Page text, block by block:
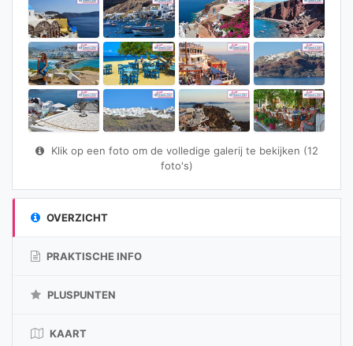
Klik op een foto om de volledige galerij te bekijken (12
foto's)
OVERZICHT
PRAKTISCHE INFO
PLUSPUNTEN
KAART